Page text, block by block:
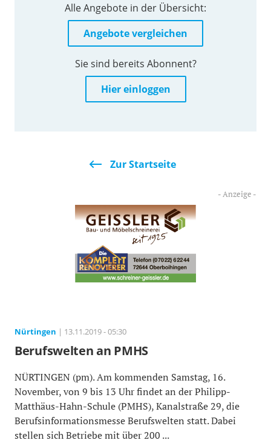
Alle Angebote in der Übersicht:
Angebote vergleichen
Sie sind bereits Abonnent?
Hier einloggen
Zur Startseite
Nürtingen | 13.11.2019 - 05:30
Berufswelten an PMHS
NÜRTINGEN (pm). Am kommenden Samstag, 16.
November, von 9 bis 13 Uhr findet an der Philipp-
Matthäus-Hahn-Schule (PMHS), Kanalstraße 29, die
Berufsinformationsmesse Berufswelten statt. Dabei
stellen sich Betriebe mit über 200 ...